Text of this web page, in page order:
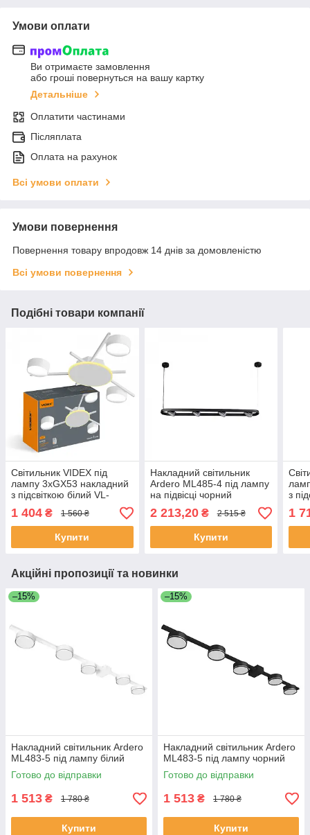
Умови оплати
Ви отримаєте замовлення
або гроші повернуться на вашу картку
Детальніше
Оплатити частинами
Післяплата
Оплата на рахунок
Всі умови оплати
Умови повернення
Повернення товару впродовж 14 днів за домовленістю
Всі умови повернення
Подібні товари компанії
Світильник VIDEX під
лампу 3xGX53 накладний
з підсвіткою білий VL-
SPF20B-WB
1 404 ₴ 1 560 ₴
Купити
Накладний світильник
Ardero ML485-4 під лампу
на підвісці чорний
2 213,20₴ 2 515 ₴
Купити
з
1
Акційні пропозиції та новинки
–15%
Накладний світильник Ardero
ML483-5 під лампу білий
Готово до відправки
1 513 ₴ 1 780 ₴
Купити
–15%
Накладний світильник Ardero
ML483-5 під лампу чорний
Готово до відправки
1 513 ₴ 1 780 ₴
Купити